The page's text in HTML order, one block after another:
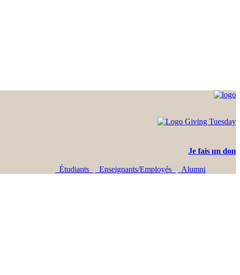
Je fais un don
Étudiants Enseignants/Employés
Alumni